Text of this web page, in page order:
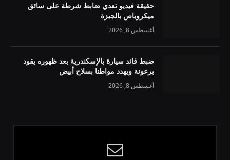
حقيقة فيديو تعدي ضابط شرطة على سائق
ميكروباص بالجيزة
أغسطس 8, 2026
ضبط قائد سيارة بالإسكندرية بعد ظهوره يقود
برعونة ويهدد مواطنا بسلاح أبيض
أغسطس 8, 2026